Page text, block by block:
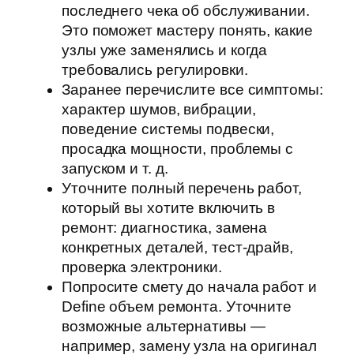
последнего чека об обслуживании.
Это поможет мастеру понять, какие
узлы уже заменялись и когда
требовались регулировки.
Заранее перечислите все симптомы:
характер шумов, вибрации,
поведение системы подвески,
просадка мощности, проблемы с
запуском и т. д.
Уточните полный перечень работ,
который вы хотите включить в
ремонт: диагностика, замена
конкретных деталей, тест-драйв,
проверка электроники.
Попросите смету до начала работ и
Define объем ремонта. Уточните
возможные альтернативы —
например, замену узла на оригинал